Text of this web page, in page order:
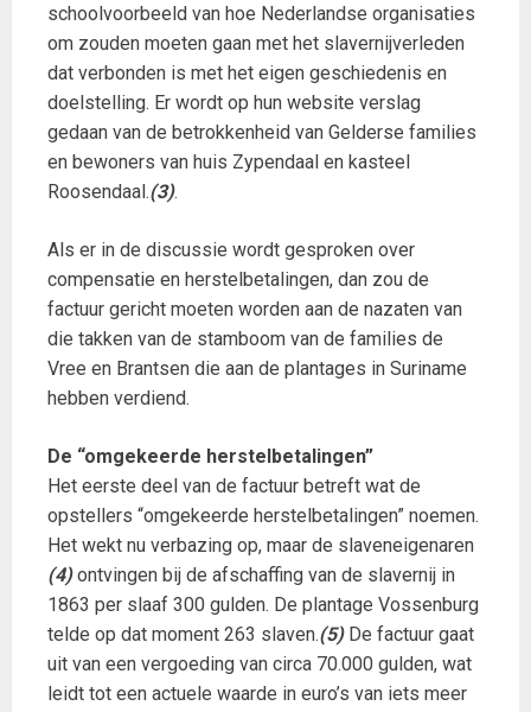
schoolvoorbeeld van hoe Nederlandse organisaties
om zouden moeten gaan met het slavernijverleden
dat verbonden is met het eigen geschiedenis en
doelstelling. Er wordt op hun website verslag
gedaan van de betrokkenheid van Gelderse families
en bewoners van huis Zypendaal en kasteel
Roosendaal.(3).
Als er in de discussie wordt gesproken over
compensatie en herstelbetalingen, dan zou de
factuur gericht moeten worden aan de nazaten van
die takken van de stamboom van de families de
Vree en Brantsen die aan de plantages in Suriname
hebben verdiend.
De “omgekeerde herstelbetalingen”
Het eerste deel van de factuur betreft wat de
opstellers “omgekeerde herstelbetalingen” noemen.
Het wekt nu verbazing op, maar de slaveneigenaren
(4)ontvingen bij de afschaffing van de slavernij in
1863 per slaaf 300 gulden. De plantage Vossenburg
telde op dat moment 263 slaven.(5)De factuur gaat
uit van een vergoeding van circa 70.000 gulden, wat
leidt tot een actuele waarde in euro’s van iets meer